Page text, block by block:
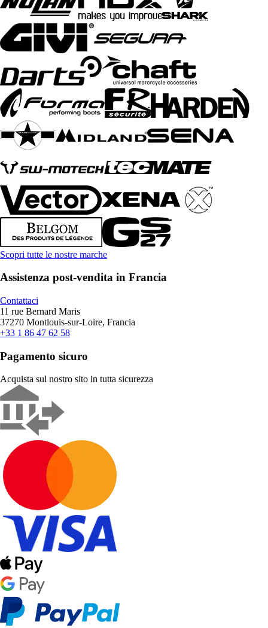
Scopri tutte le nostre marche
Assistenza post-vendita in Francia
Contattaci
11 rue Bernard Maris
37270 Montlouis-sur-Loire, Francia
+33 1 86 47 62 58
Pagamento sicuro
Acquista sul nostro sito in tutta sicurezza